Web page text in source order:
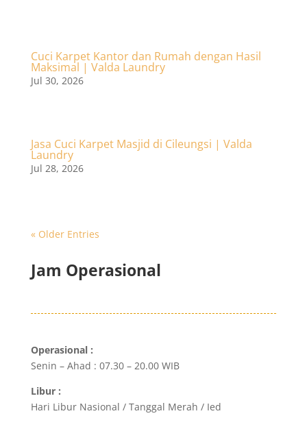
Cuci Karpet Kantor dan Rumah dengan Hasil
Maksimal | Valda Laundry
Jul 30, 2026
Jasa Cuci Karpet Masjid di Cileungsi | Valda
Laundry
Jul 28, 2026
« Older Entries
Jam Operasional
Operasional :
Senin – Ahad : 07.30 – 20.00 WIB
Libur :
Hari Libur Nasional / Tanggal Merah / Ied